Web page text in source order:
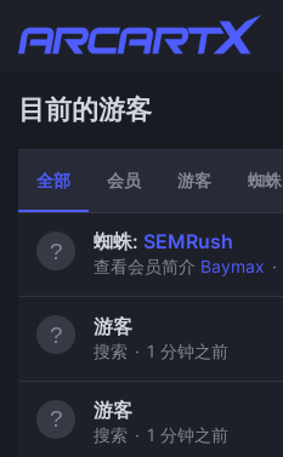
目前的游客
全部 会员 游客 蜘蛛
蜘蛛: SEMRush
查看会员简介 Baymax
游客
搜索 1 分钟之前
游客
搜索 1 分钟之前